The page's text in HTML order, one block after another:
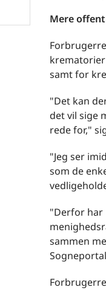
Mere
samt for
"Det kan
det vil sige
rede for,"
"Jeg ser
som de
"Derfor har
sammen